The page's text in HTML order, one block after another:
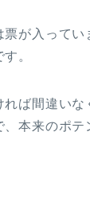
が入ってい
。
ば間違いな
本来のポテ